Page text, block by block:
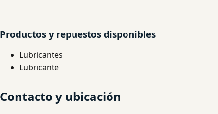
Productos y repuestos disponibles
Lubricantes
Lubricante
Contacto y ubicación